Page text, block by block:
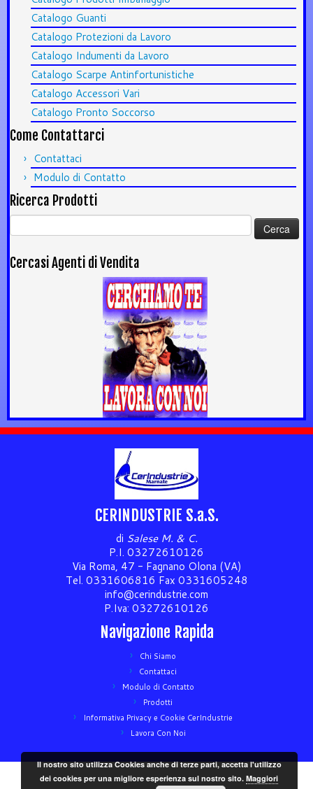
Catalogo Guanti
Catalogo Protezioni da Lavoro
Catalogo Indumenti da Lavoro
Catalogo Scarpe Antinfortunistiche
Catalogo Accessori Vari
Catalogo Pronto Soccorso
Come Contattarci
Contattaci
Modulo di Contatto
Ricerca Prodotti
Ricerca
per:
Cercasi Agenti di Vendita
CERINDUSTRIE S.a.S.
di Salese M. & C.
P.I. 03272610126
Via Roma, 47 - Fagnano Olona (VA)
Tel. 0331606816 Fax 0331605248
info@cerindustrie.com
P.Iva: 03272610126
Navigazione Rapida
Chi Siamo
Contattaci
Modulo di Contatto
Prodotti
Informativa Privacy e Cookie CerIndustrie
Lavora Con Noi
Il nostro sito utilizza Cookies anche di terze parti, accetta l'utilizzo
dei cookies per una migliore esperienza sul nostro sito.Maggiori